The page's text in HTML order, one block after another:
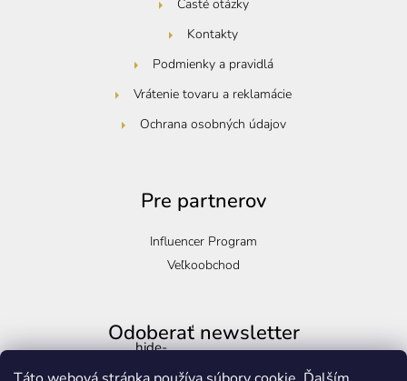
Časté otázky
Kontakty
Podmienky a pravidlá
Vrátenie tovaru a reklamácie
Ochrana osobných údajov
Pre partnerov
Influencer Program
Veľkoobchod
Odoberať newsletter
Vložte svoj e-mail a my Vám budeme zasielať informácie o nových
hide-